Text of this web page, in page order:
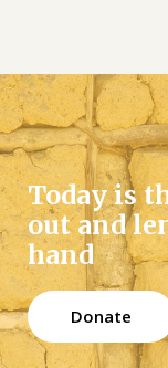
Today is
out and
hand
Donate